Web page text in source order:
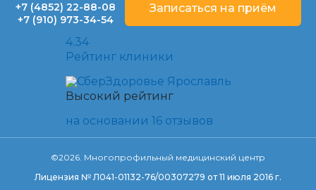
+7 (4852) 22-88-08
+7 (910) 973-34-54
Записаться на приём
4.34
Рейтинг клиники
Высокий рейтинг
на основании 16 отзывов
©2026. Многопрофильный медицинский центр
Лицензия № Л041-01132-76/00307279 от 11 июля 2016 г.